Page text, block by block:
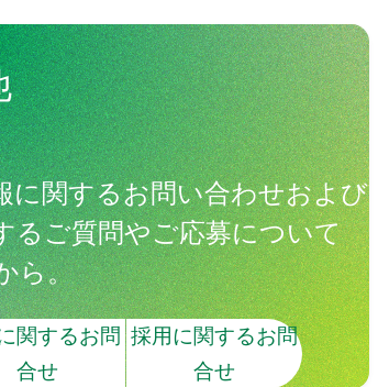
に関するお問い合わせおよび
るご質問やご応募について
ら。
関するお問
合せ
採用に関するお問
合せ